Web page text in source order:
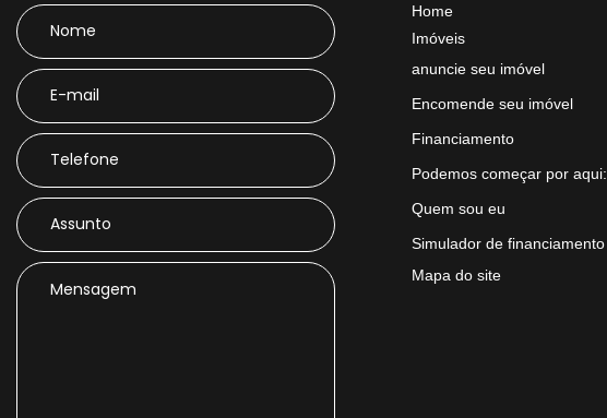
Home
Imóveis
anuncie seu imóvel
Encomende seu imóvel
Financiamento
Podemos começar por aqui:
Quem sou eu
Simulador de financiamento
Mapa do site